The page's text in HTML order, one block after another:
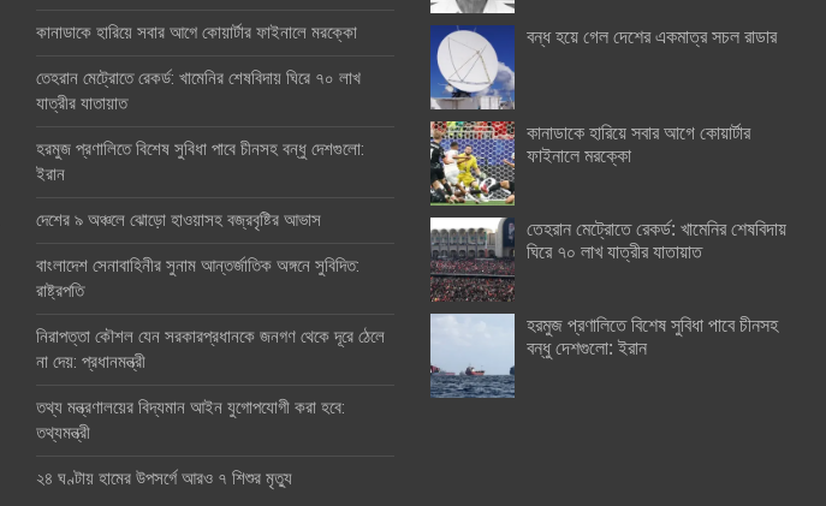
কানাডাকে হারিয়ে সবার আগে কোয়ার্টার ফাইনালে মরক্কো
তেহরান মেট্রোতে রেকর্ড: খামেনির শেষবিদায় ঘিরে ৭০ লাখ
যাত্রীর যাতায়াত
হরমুজ প্রণালিতে বিশেষ সুবিধা পাবে চীনসহ বন্ধু দেশগুলো:
ইরান
দেশের ৯ অঞ্চলে ঝোড়ো হাওয়াসহ বজ্রবৃষ্টির আভাস
বাংলাদেশ সেনাবাহিনীর সুনাম আন্তর্জাতিক অঙ্গনে সুবিদিত:
রাষ্ট্রপতি
নিরাপত্তা কৌশল যেন সরকারপ্রধানকে জনগণ থেকে দূরে ঠেলে
না দেয়: প্রধানমন্ত্রী
তথ্য মন্ত্রণালয়ের বিদ্যমান আইন যুগোপযোগী করা হবে:
তথ্যমন্ত্রী
২৪ ঘণ্টায় হামের উপসর্গে আরও ৭ শিশুর মৃত্যু
বন্ধ হয়ে গেল দেশের একমাত্র সচল রাডার
কানাডাকে হারিয়ে সবার আগে কোয়ার্টার
ফাইনালে মরক্কো
তেহরান মেট্রোতে রেকর্ড: খামেনির শেষবিদায়
ঘিরে ৭০ লাখ যাত্রীর যাতায়াত
হরমুজ প্রণালিতে বিশেষ সুবিধা পাবে চীনসহ
বন্ধু দেশগুলো: ইরান